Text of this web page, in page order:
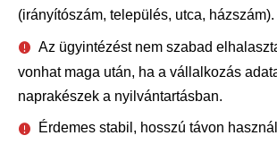
(irányítószám, település, utca, házszám).
Az ügyintézést nem szabad
vonhat maga után, ha a vállalkozás
naprakészek a nyilvántartásban.
Érdemes stabil, hosszú távon